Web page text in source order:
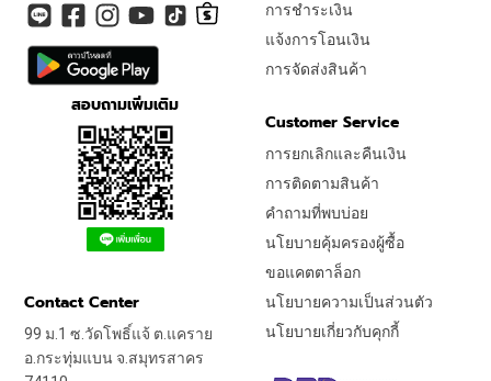
สอบถามเพิ่มเติม
การชำระเงิน
แจ้งการโอนเงิน
การจัดส่งสินค้า
Customer Service
การยกเลิกและคืนเงิน
การติดตามสินค้า
คำถามที่พบบ่อย
นโยบายคุ้มครองผู้ซื้อ
ขอแคตตาล็อก
นโยบายความเป็นส่วนตัว
นโยบายเกี่ยวกับคุกกี้
Contact Center
99 ม.1 ซ.วัดโพธิ์แจ้ ต.แคราย
อ.กระทุ่มแบน จ.สมุทรสาคร